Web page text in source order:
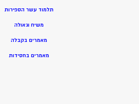
תלמוד עשר הספירות
משיח וגאולה
מאמרים בקבלה
מאמרים בחסידות